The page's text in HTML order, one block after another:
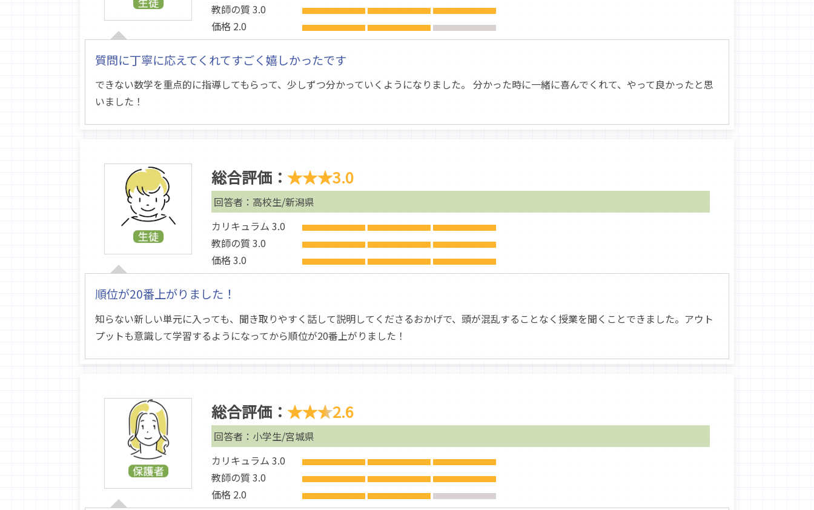
教師の質 3.0
価格 2.0
質問に丁寧に応えてくれてすごく嬉しかったです
できない数学を重点的に指導してもらって、少しずつ分かっていくようになりました。 分かった時に一緒に喜んでくれて、やって良かったと思
いました！
総合評価： ★★★3.0
回答者：高校生/新潟県
カリキュラム 3.0
教師の質 3.0
価格 3.0
順位が20番上がりました！
知らない新しい単元に入っても、聞き取りやすく話して説明してくださるおかげで、頭が混乱することなく授業を聞くことできました。アウト
プットも意識して学習するようになってから順位が20番上がりました！
総合評価： ★★★2.6
回答者：小学生/宮城県
カリキュラム 3.0
教師の質 3.0
価格 2.0